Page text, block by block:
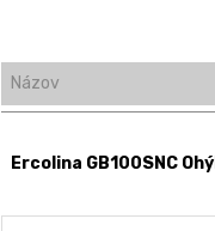
Názov
Ercolina GB100SNC